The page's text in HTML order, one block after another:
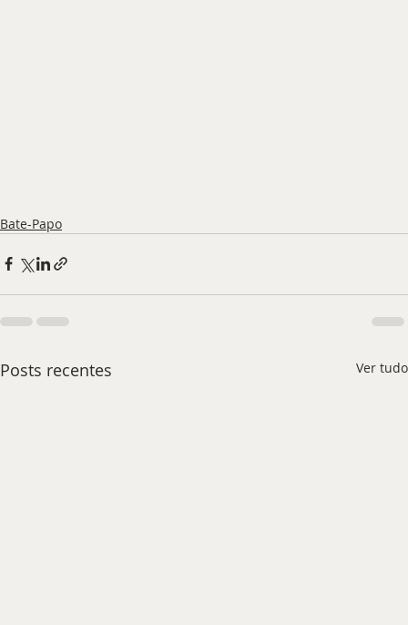
Bate-Papo
Posts recentes Ver tudo